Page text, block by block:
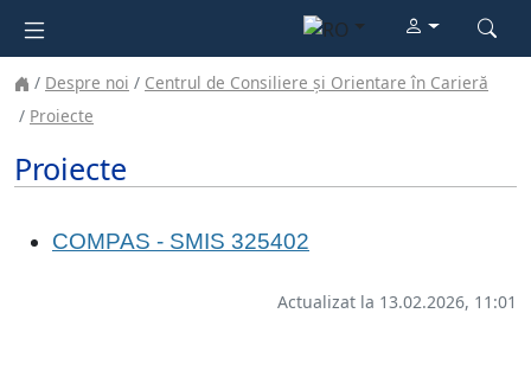
Despre noi
Centrul de Consiliere și Orientare în Carieră
Proiecte
Proiecte
COMPAS - SMIS 325402
Actualizat la 13.02.2026, 11:01